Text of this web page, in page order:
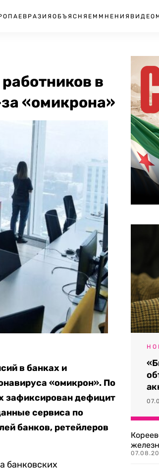
ЕВРАЗИЯ ОБЪЯСНЯЕМ МНЕНИЯ ВИДЕО
в
«омикрона»
в банках и
«омикрон». По
зафиксирован дефицит
сервиса по
банков, ретейлеров
банковских